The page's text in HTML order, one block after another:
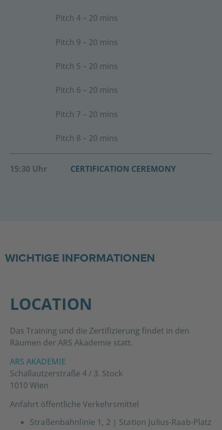
Pitch 4 – 20 mins
Pitch 9 – 20 mins
Pitch 5 – 20 mins
Pitch 6 – 20 mins
Pitch 7 – 20 mins
Pitch 8 – 20 mins
15:30 Uhr CERTIFICATION CEREMONY
WICHTIGE INFORMATIONEN
LOCATION
Das Training und die Zertifizierung findet in den
Räumen der ARS Akademie statt.
ARS AKADEMIE
Schallautzerstraße 4 / 3. Stock
1010 Wien
Anfahrt öffentliche Verkehrsmittel
Straßenbahnlinie 1, 2 | Station Julius-Raab-Platz